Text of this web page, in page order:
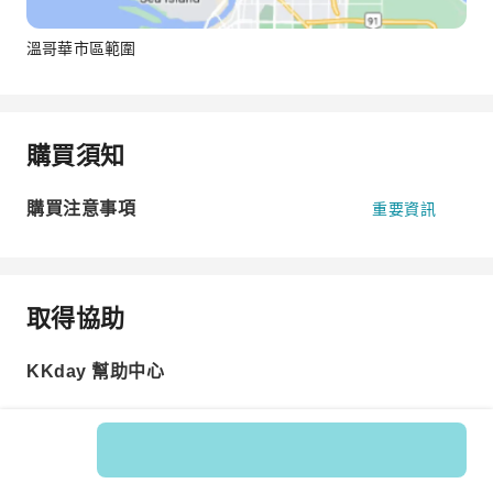
溫哥華市區範圍
購買須知
購買注意事項 重要資訊
取得協助
KKday 幫助中心
商品編號: 269089